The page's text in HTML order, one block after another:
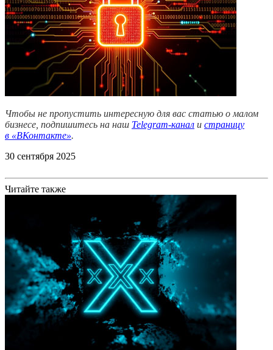
Чтобы не пропустить интересную для вас статью о малом
бизнесе, подпишитесь на наш Telegram-канал и страницу
в «ВКонтакте».
30 сентября 2025
Читайте также